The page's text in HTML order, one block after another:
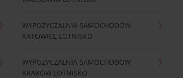
WYPOŻYCZALNIA SAMOCHODÓW
KATOWICE LOTNISKO
WYPOŻYCZALNIA SAMOCHODÓW
KRAKÓW LOTNISKO